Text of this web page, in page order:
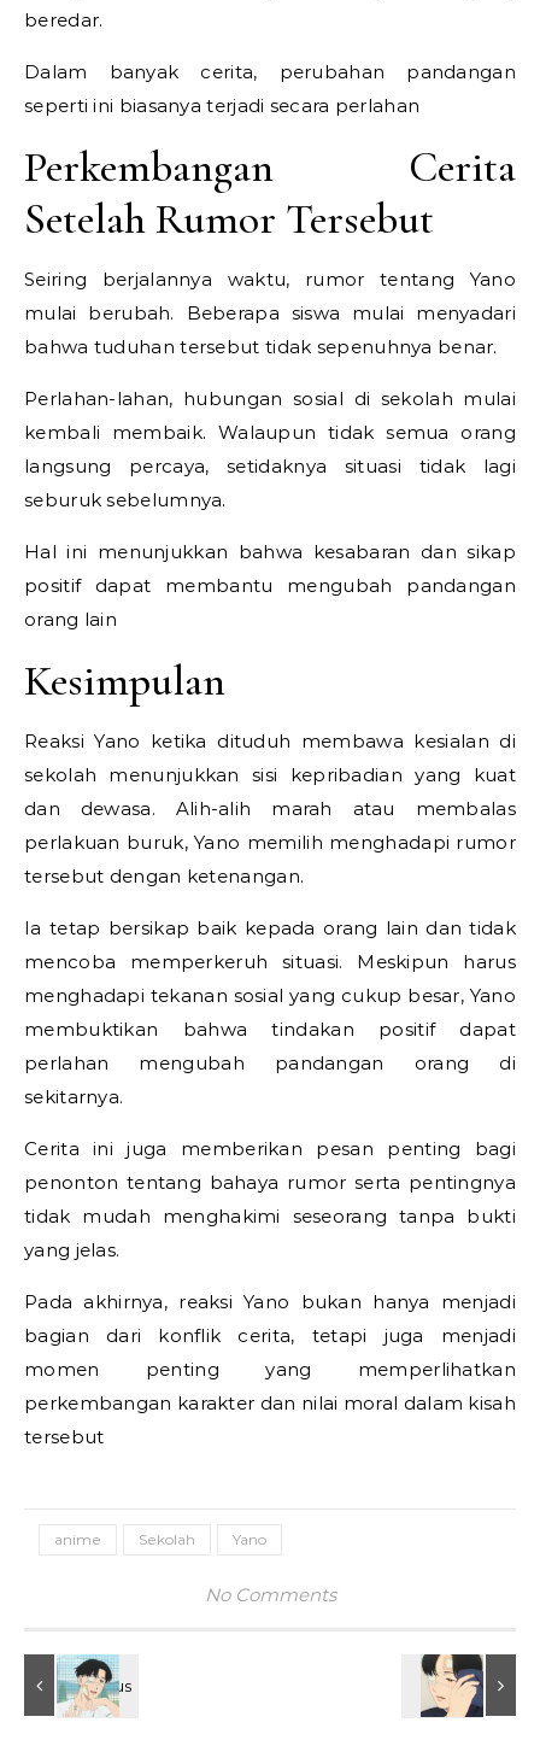
beredar.
Dalam banyak cerita, perubahan pandangan
seperti ini biasanya terjadi secara perlahan
Perkembangan Cerita
Setelah Rumor Tersebut
Seiring berjalannya waktu, rumor tentang Yano
mulai berubah. Beberapa siswa mulai menyadari
bahwa tuduhan tersebut tidak sepenuhnya benar.
Perlahan-lahan, hubungan sosial di sekolah mulai
kembali membaik. Walaupun tidak semua orang
langsung percaya, setidaknya situasi tidak lagi
seburuk sebelumnya.
Hal ini menunjukkan bahwa kesabaran dan sikap
positif dapat membantu mengubah pandangan
orang lain
Kesimpulan
Reaksi Yano ketika dituduh membawa kesialan di
sekolah menunjukkan sisi kepribadian yang kuat
dan dewasa. Alih-alih marah atau membalas
perlakuan buruk, Yano memilih menghadapi rumor
tersebut dengan ketenangan.
Ia tetap bersikap baik kepada orang lain dan tidak
mencoba memperkeruh situasi. Meskipun harus
menghadapi tekanan sosial yang cukup besar, Yano
membuktikan bahwa tindakan positif dapat
perlahan mengubah pandangan orang di
sekitarnya.
Cerita ini juga memberikan pesan penting bagi
penonton tentang bahaya rumor serta pentingnya
tidak mudah menghakimi seseorang tanpa bukti
yang jelas.
Pada akhirnya, reaksi Yano bukan hanya menjadi
bagian dari konflik cerita, tetapi juga menjadi
momen penting yang memperlihatkan
perkembangan karakter dan nilai moral dalam kisah
tersebut
anime Sekolah Yano
No Comments